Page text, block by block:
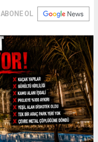
ABONE OL